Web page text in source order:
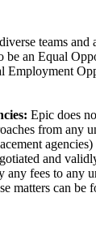
teams
be an Equal
Employment
Epic does
from any
and
any fees to any
matters can be